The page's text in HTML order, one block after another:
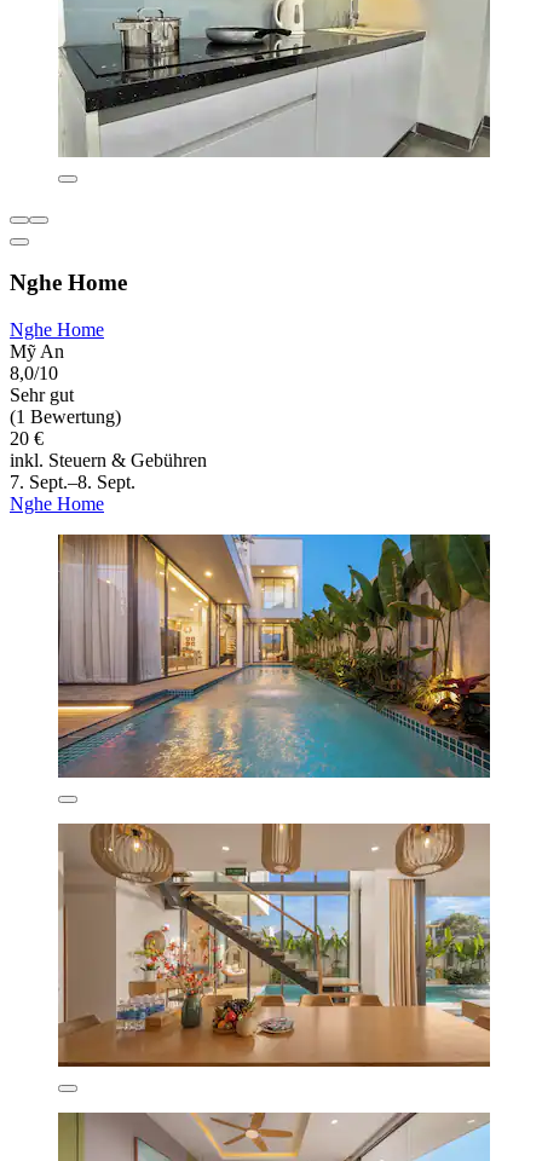
Nghe Home
Nghe Home
Mỹ An
8,0/10
Sehr gut
(1 Bewertung)
20 €
inkl. Steuern & Gebühren
7. Sept.–8. Sept.
Nghe Home